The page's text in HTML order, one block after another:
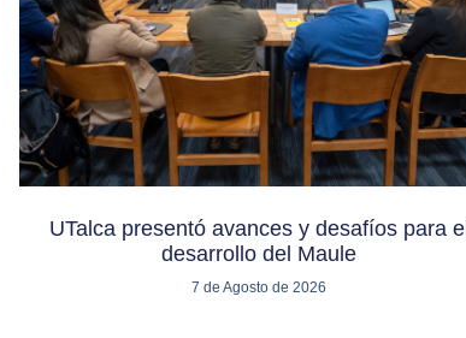
UTalca presentó avances y desafíos para el
desarrollo del Maule
7 de Agosto de 2026